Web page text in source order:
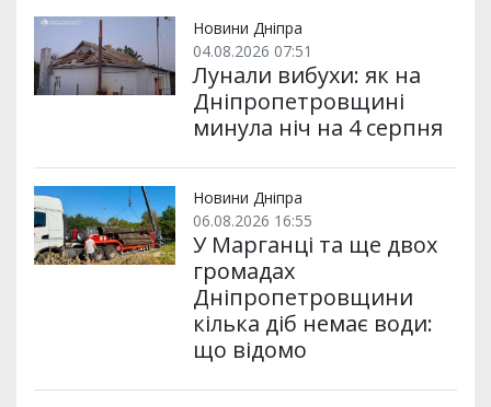
и k m p
Новини Дніпра
04.08.2026 07:51
Лунали вибухи: як на
Дніпропетровщині
минула ніч на 4 серпня
Новини Дніпра
06.08.2026 16:55
У Марганці та ще двох
громадах
Дніпропетровщини
кілька діб немає води:
що відомо